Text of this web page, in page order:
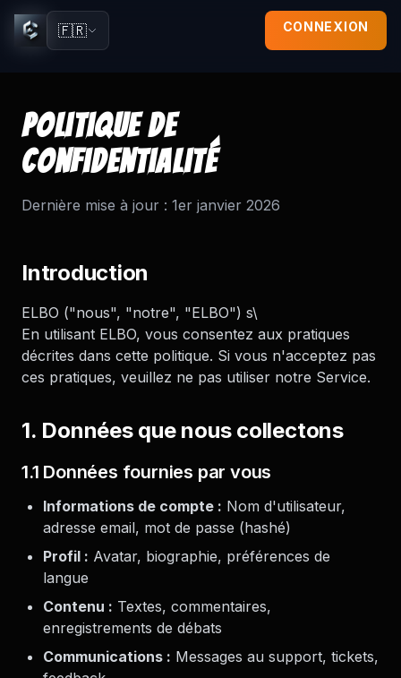
🇫🇷 CONNEXION
Politique de
confidentialité
Dernière mise à jour : 1er janvier 2026
Introduction
ELBO ("nous", "notre", "ELBO") s\
En utilisant ELBO, vous consentez aux pratiques
décrites dans cette politique. Si vous n'acceptez pas
ces pratiques, veuillez ne pas utiliser notre Service.
1. Données que nous collectons
1.1 Données fournies par vous
Informations de compte : Nom d'utilisateur,
adresse email, mot de passe (hashé)
Profil : Avatar, biographie, préférences de
langue
Contenu : Textes, commentaires,
enregistrements de débats
Communications : Messages au support, tickets,